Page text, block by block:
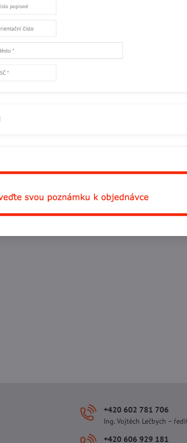
+420 602 781 706
Ing. Vojtěch Lečbych –
+420 606 929 181